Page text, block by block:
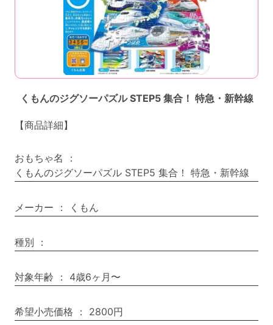
くもんのジグソーパズル STEP5 集合！ 特急・新幹線
【商品詳細】
おもちゃ名 ：
くもんのジグソーパズル STEP5 集合！ 特急・新幹線
メーカー ： くもん
種別 ：
対象年齢 ： 4歳6ヶ月〜
希望小売価格 ： 2800円